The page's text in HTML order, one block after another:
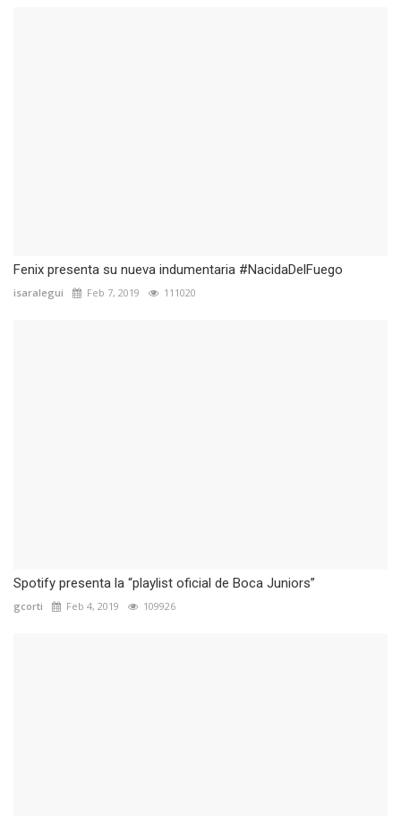
Fenix presenta su nueva indumentaria #NacidaDelFuego
isaralegui Feb 7, 2019 111020
Spotify presenta la “playlist oficial de Boca Juniors”
gcorti Feb 4, 2019 109926